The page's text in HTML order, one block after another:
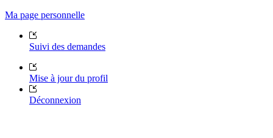
Ma page personnelle
Suivi des demandes
Mise à jour du profil
Déconnexion